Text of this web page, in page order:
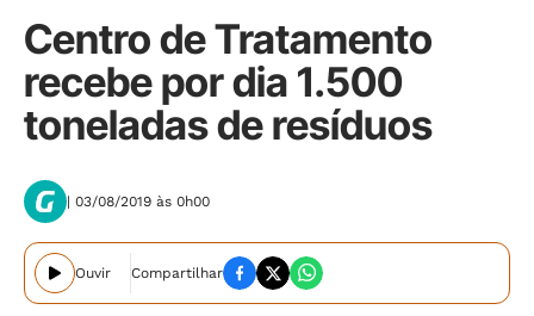
Centro de Tratamento
recebe por dia 1.500
toneladas de resíduos
| 03/08/2019 às 0h00
Ouvir Compartilhar